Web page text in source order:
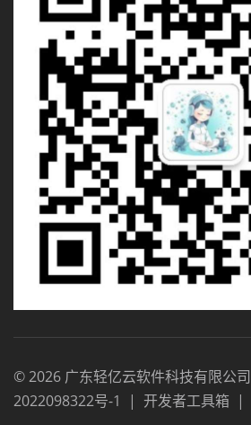
©2026 广东轻亿云软件科技有限公司
2022098322号-1
| 开发者工具箱 |